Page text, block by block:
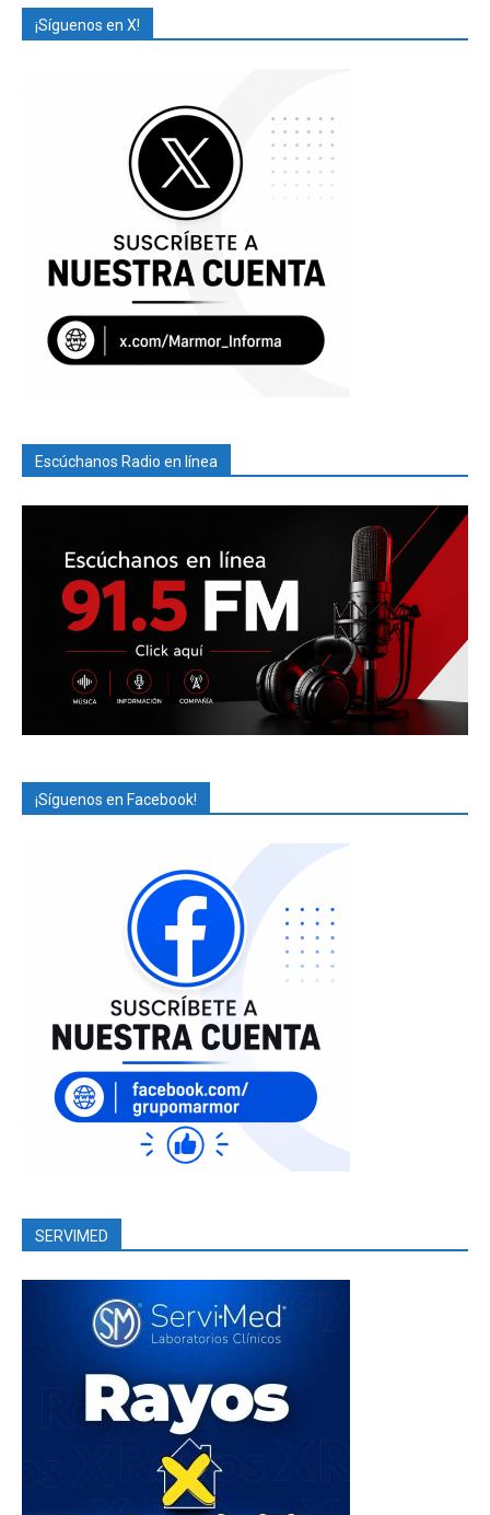
¡Síguenos en X!
Escúchanos Radio en línea
¡Síguenos en Facebook!
SERVIMED